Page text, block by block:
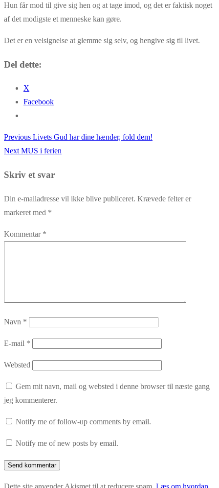
Hun får mod til give sig hen og at tage imod, og det er faktisk noget
af det modigste et menneske kan gøre.
Det er en velsignelse at glemme sig selv, og hengive sig til livet.
Del dette:
X
Facebook
Indlægsnavigation
Previous Previous
post:
Livets Gud har dine hænder, fold dem!
Next Next
MUS i ferien
Skriv et svar
Din e-mailadresse vil ikke blive publiceret. Krævede felter er
markeret med *
Kommentar *
Navn *
E-mail *
Websted
Gem mit navn, mail og websted i denne browser til næste gang
jeg kommenterer.
Notify me of follow-up comments by email.
Notify me of new posts by email.
Dette site anvender Akismet til at reducere spam. Læs om hvordan